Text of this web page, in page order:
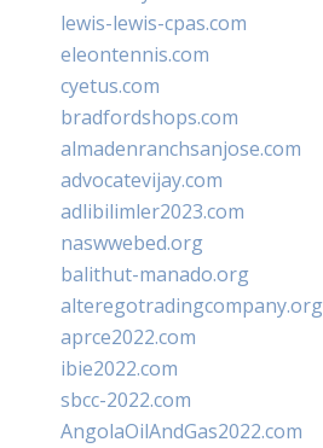
lewis-lewis-cpas.com
eleontennis.com
cyetus.com
bradfordshops.com
almadenranchsanjose.com
advocatevijay.com
adlibilimler2023.com
naswwebed.org
balithut-manado.org
alteregotradingcompany.org
aprce2022.com
ibie2022.com
sbcc-2022.com
AngolaOilAndGas2022.com